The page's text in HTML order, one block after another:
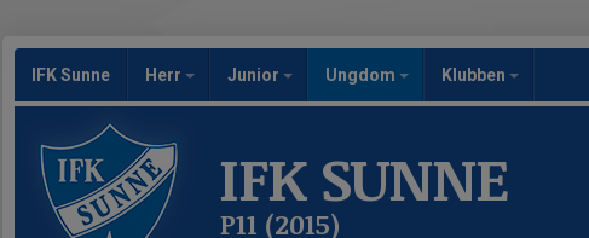
IFK Sunne Herr Junior Ungdom Klubben
IFK SUNNE
P11 (2015)